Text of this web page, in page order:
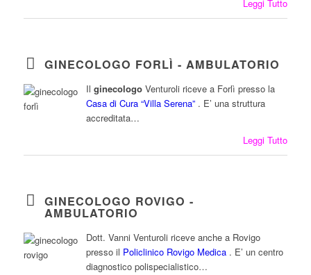
Leggi Tutto
GINECOLOGO FORLÌ - AMBULATORIO
Il ginecologoVenturoli riceve a Forlì presso la
Casa di Cura “Villa Serena”. E’ una struttura
accreditata…
Leggi Tutto
GINECOLOGO ROVIGO -
AMBULATORIO
Dott. Vanni Venturoli riceve anche a Rovigo
presso il Policlinico Rovigo Medica. E’ un centro
diagnostico polispecialistico…